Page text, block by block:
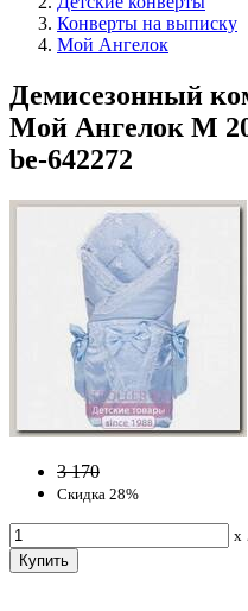
Конверты на выписку
Мой Ангелок
Демисезонный
Мой Ангелок М
be-642272
3 170
Скидка 28%
x